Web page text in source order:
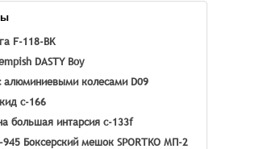
F-118-BK
DASTY Boy
колесами D09
c-166
большая интарсия c-133f
945 Боксерский мешок SPORTKO МП-2